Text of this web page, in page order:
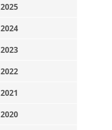
2025
2024
2023
2022
2021
2020